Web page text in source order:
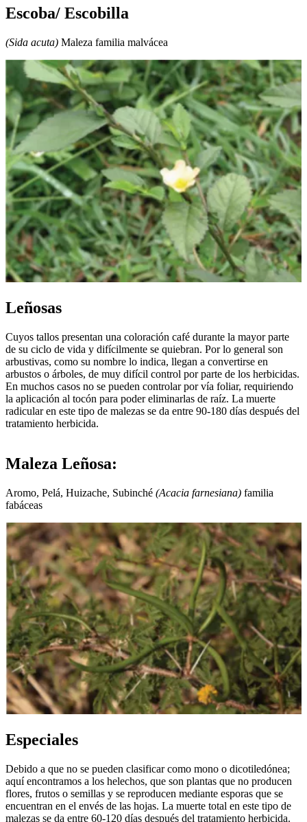
Escoba/ Escobilla
(Sida acuta) Maleza familia malvácea
Leñosas
Cuyos tallos presentan una coloración café durante la mayor parte
de su ciclo de vida y difícilmente se quiebran. Por lo general son
arbustivas, como su nombre lo indica, llegan a convertirse en
arbustos o árboles, de muy difícil control por parte de los herbicidas.
En muchos casos no se pueden controlar por vía foliar, requiriendo
la aplicación al tocón para poder eliminarlas de raíz. La muerte
radicular en este tipo de malezas se da entre 90-180 días después del
tratamiento herbicida.
Maleza Leñosa:
Aromo, Pelá, Huizache, Subinché (Acacia farnesiana) familia
fabáceas
Especiales
Debido a que no se pueden clasificar como mono o dicotiledónea;
aquí encontramos a los helechos, que son plantas que no producen
flores, frutos o semillas y se reproducen mediante esporas que se
encuentran en el envés de las hojas. La muerte total en este tipo de
malezas se da entre 60-120 días después del tratamiento herbicida.